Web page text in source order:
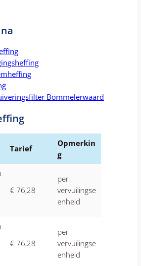
Bommelerwaard
Tarief
Opmerkin
g
€ 76,28
per
vervuilingse
enheid
€ 76,28
per
vervuilingse
enheid